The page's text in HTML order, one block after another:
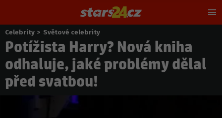
Nacházíte
se
zde:
Celebrity > Světové celebrity
Potížista Harry? Nová kniha
odhaluje, jaké problémy dělal
před svatbou!